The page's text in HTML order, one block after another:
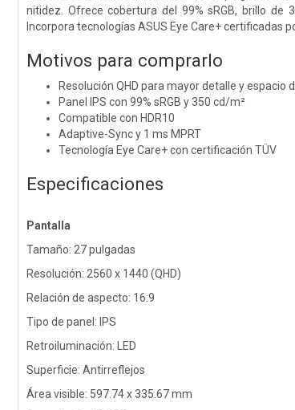
nitidez. Ofrece cobertura del 99% sRGB, brillo de
Incorpora tecnologías ASUS Eye Care+ certificadas
Motivos para comprarlo
Resolución QHD para mayor detalle y espacio
Panel IPS con 99% sRGB y 350 cd/m²
Compatible con HDR10
Adaptive-Sync y 1 ms MPRT
Tecnología Eye Care+ con certificación TÜV
Especificaciones
Pantalla
Tamaño: 27 pulgadas
Resolución: 2560 x 1440 (QHD)
Relación de aspecto: 16:9
Tipo de panel: IPS
Retroiluminación: LED
Superficie: Antirreflejos
Área visible: 597.74 x 335.67 mm